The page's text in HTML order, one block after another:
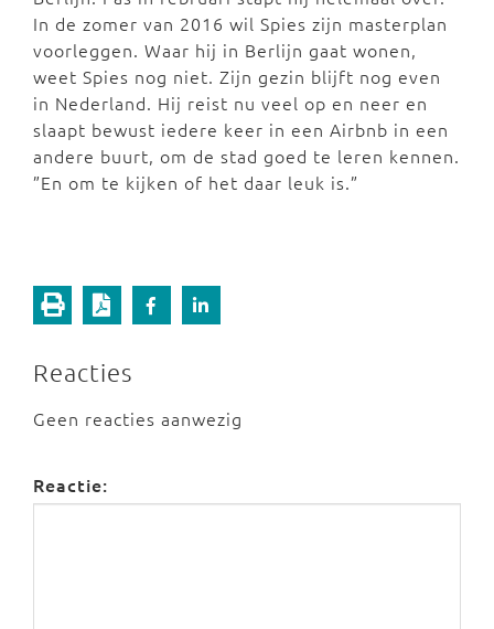
In de zomer van 2016 wil Spies zijn masterplan
voorleggen. Waar hij in Berlijn gaat wonen,
weet Spies nog niet. Zijn gezin blijft nog even
in Nederland. Hij reist nu veel op en neer en
slaapt bewust iedere keer in een Airbnb in een
andere buurt, om de stad goed te leren kennen.
”En om te kijken of het daar leuk is.”
Reacties
Geen reacties aanwezig
Reactie: